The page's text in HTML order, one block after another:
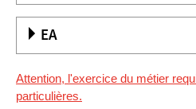
EA
Attention, l'exercice du métier
particulières.